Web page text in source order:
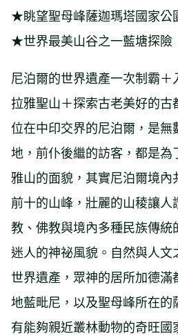
★眺望聖母峰薩迦瑪塔國家公
★世界最美山谷之一藍塘探險
尼泊爾的世界遺產一次制霸
拉雅聖山＋探索古老美好的古
位在中印交界的尼泊爾，是
地，前仆後繼的訪客，都是
雅山的面貌，其實尼泊爾境內
前十的山峰，壯麗的山稜讓
教、佛教與境內多種民族傳
迷人的神祕風貌。自然與人
世界遺產，眾神的居所加德
地藍毗尼，以及聖母峰所在
有能夠親近叢林動物的奇旺